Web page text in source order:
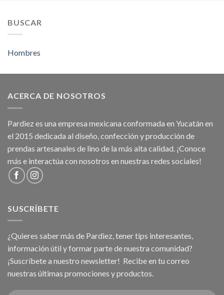
BUSCAR
Hombres
ACERCA DE NOSOTROS
Pardiez es una empresa mexicana conformada en Yucatán en
el 2015 dedicada al diseño, confección y producción de
prendas artesanales de lino de la más alta calidad. ¡Conoce
más e interactúa con nosotros en nuestras redes sociales!
SUSCRÍBETE
¿Quieres saber más de Pardiez, tener tips interesantes,
información útil y formar parte de nuestra comunidad?
¡Suscríbete a nuestro newsletter! Recibe en tu correo
nuestras últimas promociones y productos.